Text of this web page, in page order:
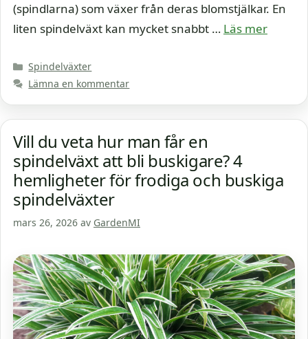
(spindlarna) som växer från deras blomstjälkar. En
liten spindelväxt kan mycket snabbt … Läs mer
Kategorier
Spindelväxter
Lämna en kommentar
Vill du veta hur man får en
spindelväxt att bli buskigare? 4
hemligheter för frodiga och buskiga
spindelväxter
mars 26, 2026 av GardenMI